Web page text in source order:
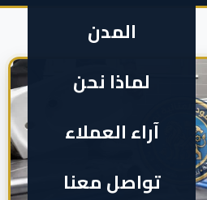
المدن
لماذا نحن
آراء العملاء
تواصل معنا